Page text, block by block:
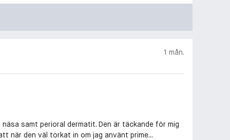
1 mån.
samt perioral dermatit. Den är täckande för mig
när den väl torkat in om jag använt prime...